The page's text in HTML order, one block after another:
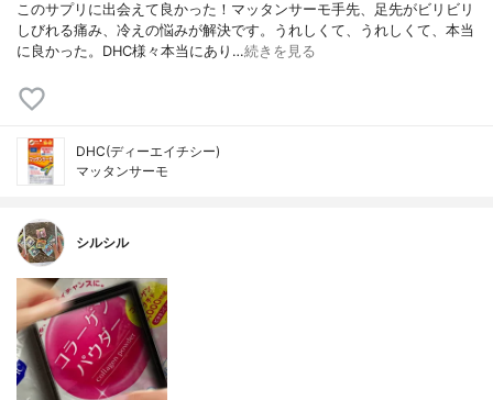
このサプリに出会えて良かった！マッタンサーモ手先、足先がビリビリ
しびれる痛み、冷えの悩みが解決です。うれしくて、うれしくて、本当
に良かった。DHC様々本当にあり…続きを見る
DHC(ディーエイチシー)
マッタンサーモ
シルシル